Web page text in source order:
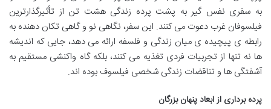
به سفری نفس گیر به پشت پرده زندگی هشت تن از تأثیرگذارترین
فیلسوفان غرب دعوت می کنند. این سفر، نگاهی نو و گاهی تکان دهنده به
رابطه ی پیچیده ی میان زندگی و فلسفه ارائه می دهد، جایی که اندیشه
ها نه تنها از تجربیات فردی تغذیه می کنند، بلکه گاه واکنشی مستقیم به
آشفتگی ها و تناقضات زندگی شخصی فیلسوف بوده اند.
پرده برداری از ابعاد پنهان بزرگان